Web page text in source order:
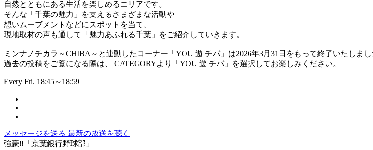
自然とともにある生活を楽しめるエリアです。
そんな「千葉の魅力」を支えるさまざまな活動や
想いムーブメントなどにスポットを当て、
現地取材の声も通して「魅力あふれる千葉」をご紹介していきます。
ミンナノチカラ～CHIBA～と連動したコーナー「YOU 遊 チバ」は2026年3月31日をもって終了いたしまし
過去の投稿をご覧になる際は、 CATEGORYより「YOU 遊 チバ」を選択してお楽しみください。
Every Fri. 18:45～18:59
メッセージを送る 最新の放送を聴く
強豪‼「京葉銀行野球部」